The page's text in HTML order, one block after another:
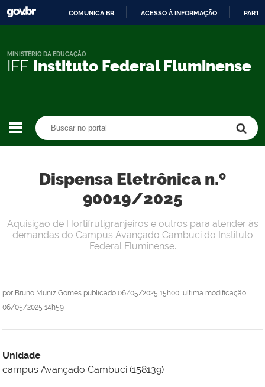
CONTEÚDO
COMUNICA BR ACESSO À INFORMAÇÃO
IFF Instituto Federal Fluminense
MINISTÉRIO DA EDUCAÇÃO
Dispensa Eletrônica n.º
90019/2025
por Bruno Muniz Gomes publicado 06/05/2025 15h00, última modificação
06/05/2025 14h59
Aquisição de Hortifrutigranjeiros e outros para atender às
demandas do Campus Avançado Cambuci do Instituto
Federal Fluminense.
Unidade
campus Avançado Cambuci (158139)